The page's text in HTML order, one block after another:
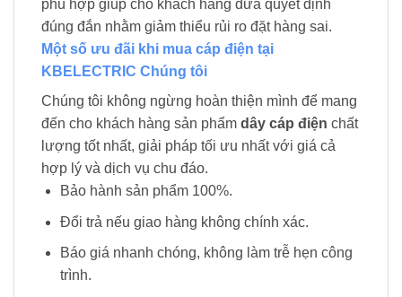
phù hợp giúp cho khách hàng đưa quyết định
đúng đắn nhằm giảm thiểu rủi ro đặt hàng sai.
Một số ưu đãi khi mua cáp điện tại
KBELECTRIC Chúng tôi
Chúng tôi không ngừng hoàn thiện mình để mang
đến cho khách hàng sản phẩm dây cáp điện chất
lượng tốt nhất, giải pháp tối ưu nhất với giá cả
hợp lý và dịch vụ chu đáo.
Bảo hành sản phẩm 100%.
Đổi trả nếu giao hàng không chính xác.
Báo giá nhanh chóng, không làm trễ hẹn công
trình.